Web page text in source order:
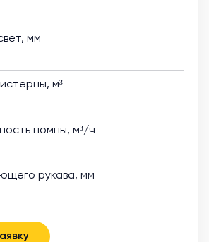
мм
м³
помпы, м³/ч
рукава, мм